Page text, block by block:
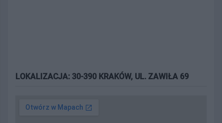
LOKALIZACJA: 30-390 KRAKÓW, UL. ZAWIŁA 69